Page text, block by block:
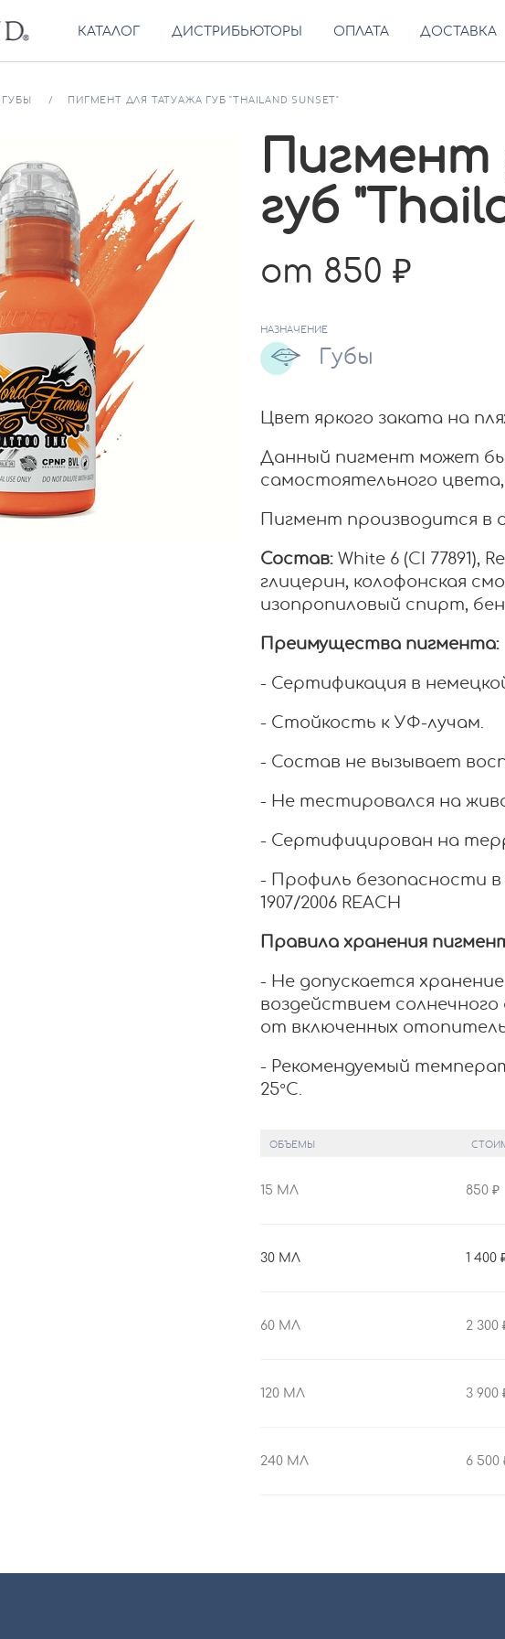
КАТАЛОГ ДИСТРИБЬЮТОРЫ ОПЛАТА ДОСТАВКА
ГУБЫ ПИГМЕНТ ДЛЯ ТАТУАЖА ГУБ "THAILAND SUNSET"
Пигмент
губ
от 850
НАЗНАЧЕНИЕ
Губы
Цвет яркого заката на
Данный пигмент может
самостоятельного
Пигмент производится в
Состав: White 6 (CI 77891),
глицерин, колофонская
изопропиловый спирт,
Преимущества пигмента:
- Сертификация в
- Стойкость к УФ-лучам.
- Состав не вызывает
- Не тестировался на
- Сертифицирован на
- Профиль безопасности
1907/2006 REACH
Правила хранения
- Не допускается
воздействием
от включенных
- Рекомендуемый
25°С.
ОБЪЕМЫ
15 МЛ 850
30 МЛ 1 400
60 МЛ 2 300
120 МЛ 3 900
240 МЛ 6 500